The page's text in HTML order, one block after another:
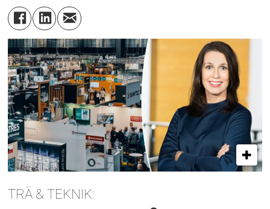
TRÄ & TEKNIK: